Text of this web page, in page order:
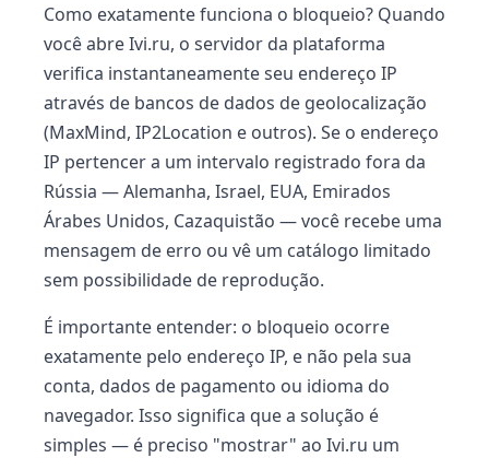
Como exatamente funciona o bloqueio? Quando
você abre Ivi.ru, o servidor da plataforma
verifica instantaneamente seu endereço IP
através de bancos de dados de geolocalização
(MaxMind, IP2Location e outros). Se o endereço
IP pertencer a um intervalo registrado fora da
Rússia — Alemanha, Israel, EUA, Emirados
Árabes Unidos, Cazaquistão — você recebe uma
mensagem de erro ou vê um catálogo limitado
sem possibilidade de reprodução.
É importante entender: o bloqueio ocorre
exatamente pelo endereço IP, e não pela sua
conta, dados de pagamento ou idioma do
navegador. Isso significa que a solução é
simples — é preciso "mostrar" ao Ivi.ru um